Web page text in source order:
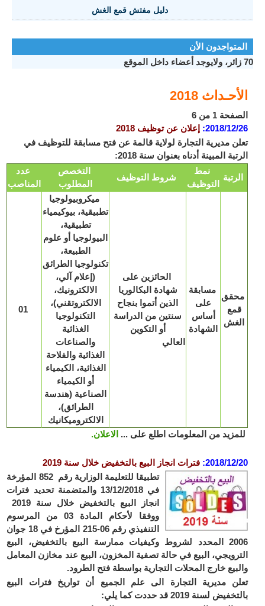
دليل مفتش قمع الغش
الأن
2018
1 من 6
2018/
:إعلان عن توظيف 2018
مديرية التجارة لولاية قالمة عن فتح مسابقة للتوظيف في
المبينة أدناه بعنوان سنة 2018:
عدد
المناصب
التخصص
المطلوب
شروط التوظيف
التوظيف
01
ميكروبيولوجيا
تطبيقية، بيوكيمياء
تطبيقية،
البيولوجيا أو علوم
الطبيعة،
تكنولوجيا الطرائق
(إعلام آلي،
الالكترونيك،
الالكتروتقني)،
التكنولوجيا
والصناعات
الغذائية والفلاحة
الغذائية، الكيمياء
أو الكيمياء
الصناعية (هندسة
الطرائق)،
الالكتروميكانيك
الحائزين على
شهادة البكالوريا
الذين أتموا بنجاح
سنتين من الدراسة
أو التكوين
العالي
مسابقة
على
أساس
الشهادة
من المعلومات اطلع على ...الاعلان.
2018/
: فترات انجاز البيع بالتخفيض خلال سنة 2019
تطبيقا للتعليمة الوزارية رقم 852 المؤرخة
في 13/12/2018 والمتضمنة تحديد فترات
انجاز البيع بالتخفيض خلال
سنة 2019
و
وفقا لأحكام المادة 03 من المرسوم
التنفيذي رقم 06-215 المؤرخ في 18 جوان
2006 المحدد لشروط وكيفيات ممارسة البيع بالتخفيض، البيع
البيع في حالة تصفية المخزون، البيع عند مخازن المعامل
خارج المحلات التجارية بواسطة فتح الطرود.
مديرية التجارة الى علم الجميع أن تواريخ فترات البيع
لسنة 2019 قد حددت كما يلي: